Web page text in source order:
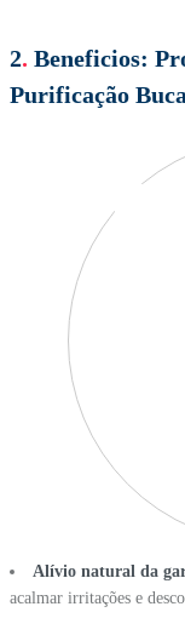
2. Beneficios:
Purificação
Alívio natural da
acalmar irritações e